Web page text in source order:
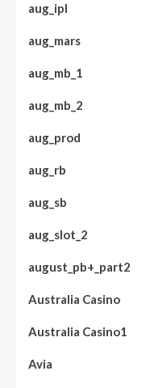
aug_ipl
aug_mars
aug_mb_1
aug_mb_2
aug_prod
aug_rb
aug_sb
aug_slot_2
august_pb+_part2
Australia Casino
Australia Casino1
Avia